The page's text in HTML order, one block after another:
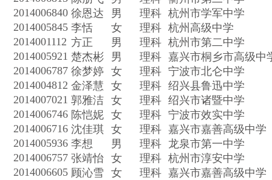
2014006840 徐恩达 男 理科 杭州市学军中学
2014005845 李恬 女 理科 杭州高级中学
2014001112 方正 男 理科 杭州市第二中学
2014005921 楚杰彬 男 理科 嘉兴市桐乡市高级中
2014006787 徐梦婷 女 理科 宁波市北仑中学
2014004812 金泽慧 女 理科 绍兴县鲁迅中学
2014007021 郭雅洁 女 理科 绍兴市诸暨中学
2014006746 陈恺妮 女 理科 宁波市效实中学
2014006716 沈佳琪 女 理科 嘉兴市嘉善高级中学
2014005936 李想 男 理科 龙泉市第一中学
2014006757 张靖怡 女 理科 杭州市淳安中学
2014006605 顾沁雪 女 理科 嘉兴市嘉善高级中学